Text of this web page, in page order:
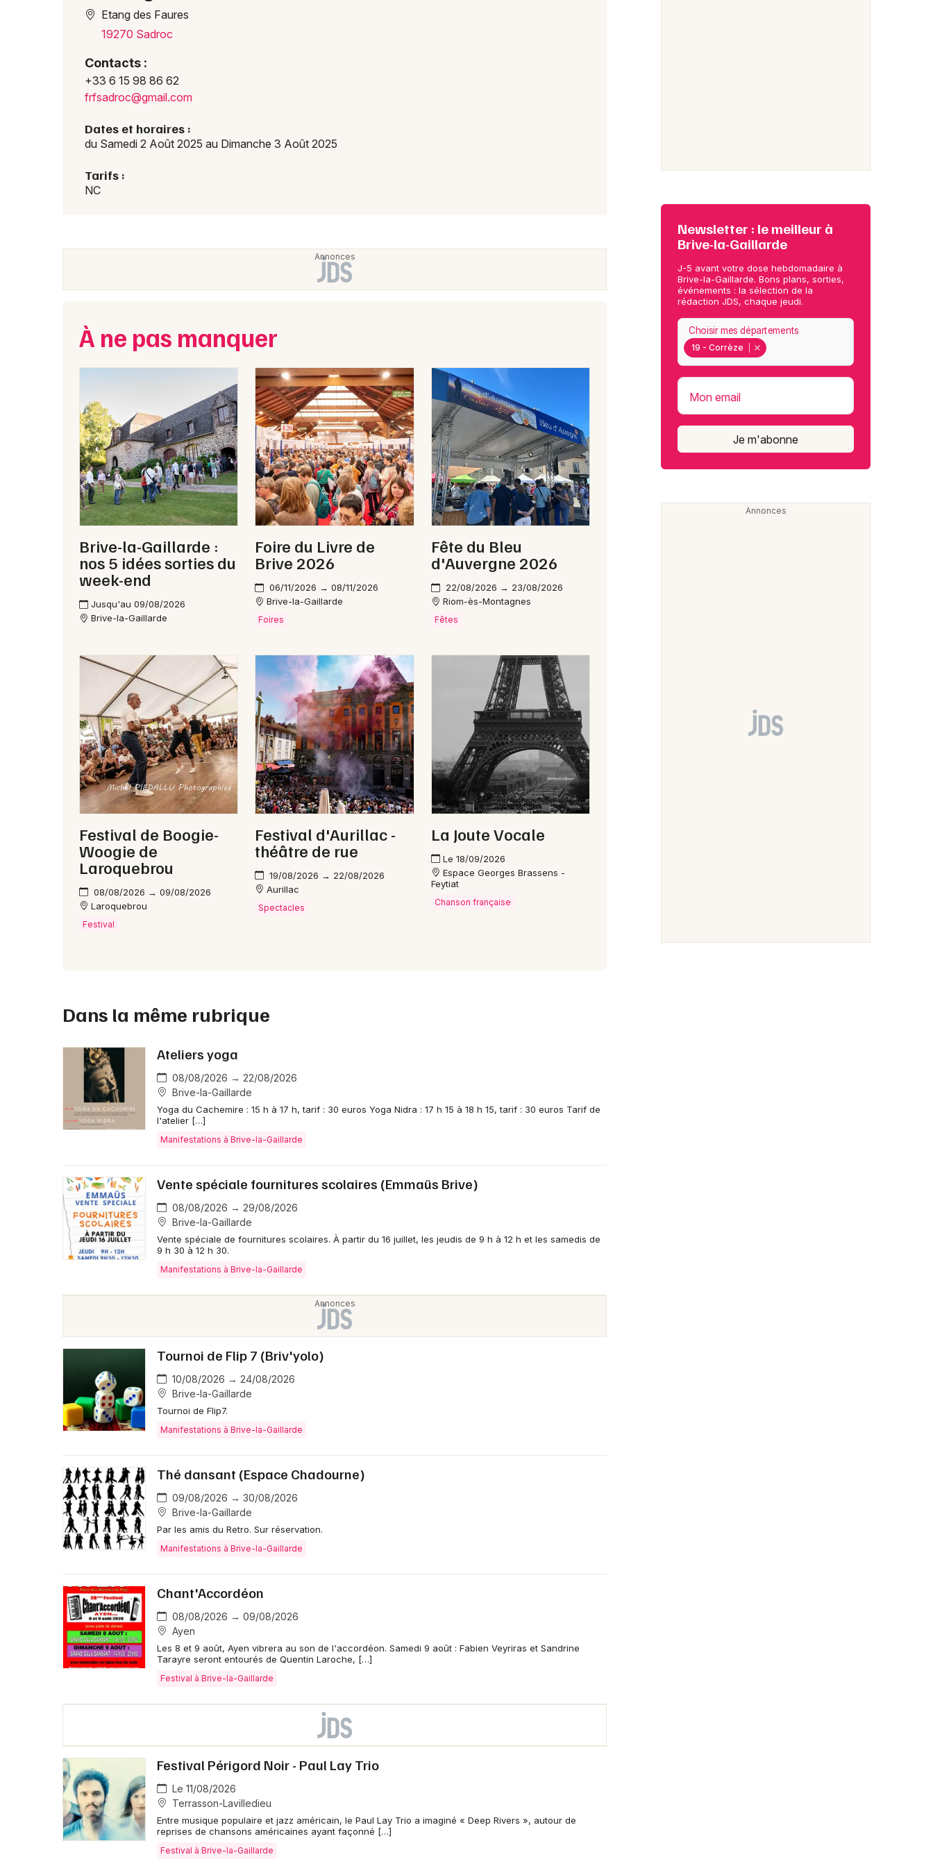
19 - Corrèze
Mon email
Je m'abonne
Etang des Faures
19270 Sadroc
Contacts :
+33 6 15 98 86 62
frfsadroc@gmail.com
Dates et horaires :
du Samedi 2 Août 2025 au Dimanche 3 Août 2025
Tarifs :
NC
À ne pas manquer
Brive-la-Gaillarde :
nos 5 idées sorties du
week-end
Jusqu'au 09/08/2026
Brive-la-Gaillarde
Foire du Livre de
Brive 2026
06/11/2026 → 08/11/2026
Brive-la-Gaillarde
Foires
Fête du Bleu
d'Auvergne 2026
22/08/2026 → 23/08/2026
Riom-ès-Montagnes
Fêtes
Festival de Boogie-
Woogie de
Laroquebrou
08/08/2026 → 09/08/2026
Laroquebrou
Festival
Festival d'Aurillac -
théâtre de rue
19/08/2026 → 22/08/2026
Aurillac
Spectacles
La Joute Vocale
Le 18/09/2026
Espace Georges Brassens -
Feytiat
Chanson française
Dans la même rubrique
Ateliers yoga
08/08/2026 → 22/08/2026
Brive-la-Gaillarde
Yoga du Cachemire : 15 h à 17 h, tarif : 30 euros Yoga Nidra : 17 h 15 à 18 h 15, tarif : 30 euros Tarif de
l'atelier […]
Manifestations à Brive-la-Gaillarde
Vente spéciale fournitures scolaires (Emmaüs Brive)
08/08/2026 → 29/08/2026
Brive-la-Gaillarde
Vente spéciale de fournitures scolaires. À partir du 16 juillet, les jeudis de 9 h à 12 h et les samedis de
9 h 30 à 12 h 30.
Manifestations à Brive-la-Gaillarde
Tournoi de Flip 7 (Briv'yolo)
10/08/2026 → 24/08/2026
Brive-la-Gaillarde
Tournoi de Flip7.
Manifestations à Brive-la-Gaillarde
Thé dansant (Espace Chadourne)
09/08/2026 → 30/08/2026
Brive-la-Gaillarde
Par les amis du Retro. Sur réservation.
Manifestations à Brive-la-Gaillarde
Chant'Accordéon
08/08/2026 → 09/08/2026
Ayen
Les 8 et 9 août, Ayen vibrera au son de l'accordéon. Samedi 9 août : Fabien Veyriras et Sandrine
Tarayre seront entourés de Quentin Laroche, […]
Festival à Brive-la-Gaillarde
Festival Périgord Noir - Paul Lay Trio
Le 11/08/2026
Terrasson-Lavilledieu
Entre musique populaire et jazz américain, le Paul Lay Trio a imaginé « Deep Rivers », autour de
reprises de chansons américaines ayant façonné […]
Festival à Brive-la-Gaillarde
Newsletter : le meilleur à
Brive-la-Gaillarde
J-5 avant votre dose hebdomadaire à
Brive-la-Gaillarde. Bons plans, sorties,
événements : la sélection de la
rédaction JDS, chaque jeudi.
19 - Corrèze
Choisir mes départements
Mon email
Je m'abonne